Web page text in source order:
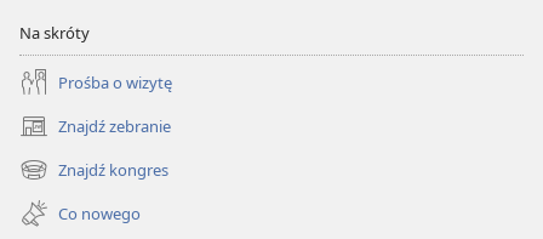
Na skróty
Prośba o wizytę
Znajdź zebranie
(opens
new
window)
Znajdź kongres
(opens
new
window)
Co nowego